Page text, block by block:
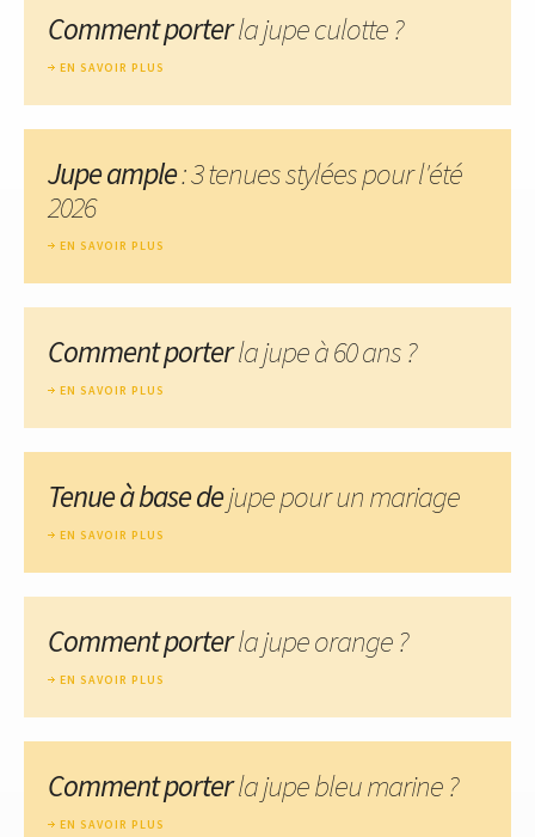
Comment porterla jupe culotte ?
EN SAVOIR PLUS
Jupe ample: 3 tenues stylées pour l'été
2026
EN SAVOIR PLUS
Comment porterla jupe à 60 ans ?
EN SAVOIR PLUS
Tenue à base dejupe pour un mariage
EN SAVOIR PLUS
Comment porterla jupe orange ?
EN SAVOIR PLUS
Comment porterla jupe bleu marine ?
EN SAVOIR PLUS